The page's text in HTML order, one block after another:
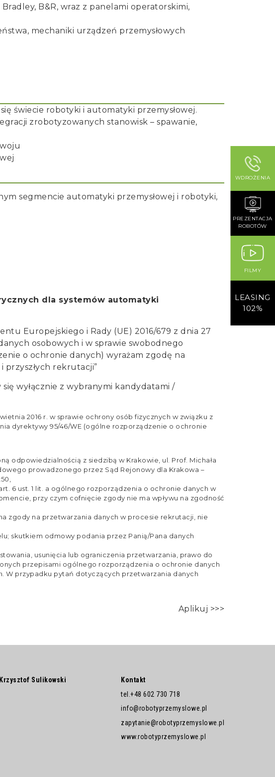
B&R, wraz z panelami operatorskimi,
mechaniki urządzeń przemysłowych
świecie robotyki i automatyki przemysłowej.
zrobotyzowanych stanowisk – spawanie,
segmencie automatyki przemysłowej i robotyki,
dla systemów automatyki
Europejskiego i Rady (UE) 2016/679 z dnia 27
osobowych i w sprawie swobodnego
o ochronie danych) wyrażam zgodę na
rekrutacji”
wyłącznie z wybranymi kandydatami /
2016 r. w sprawie ochrony osób fizycznych w związku z
dyrektywy 95/46/WE (ogólne rozporządzenie o ochronie
odpowiedzialnością z siedzibą w Krakowie, ul. Prof. Michała
prowadzonego przez Sąd Rejonowy dla Krakowa –
6 ust. 1 lit. a ogólnego rozporządzenia o ochronie danych w
przy czym cofnięcie zgody nie ma wpływu na zgodność
zgody na przetwarzania danych w procesie rekrutacji, nie
skutkiem odmowy podania przez Panią/Pana danych
usunięcia lub ograniczenia przetwarzania, prawo do
przepisami ogólnego rozporządzenia o ochronie danych
W przypadku pytań dotyczących przetwarzania danych
Aplikuj >>>
Sulikowski
Kontakt
tel. +48 602 730 718
info@robotyprzemyslowe.pl
zapytanie@robotyprzemyslowe.pl
www.robotyprzemyslowe.pl
WDROŻENIA
PREZENTACJA
ROBOTÓW
FILMY
LEASING
102%